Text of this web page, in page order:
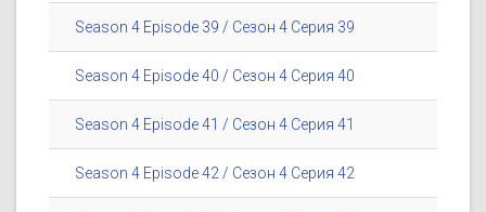
Season 4 Episode 39 / Сезон 4 Серия 39
Season 4 Episode 40 / Сезон 4 Серия 40
Season 4 Episode 41 / Сезон 4 Серия 41
Season 4 Episode 42 / Сезон 4 Серия 42